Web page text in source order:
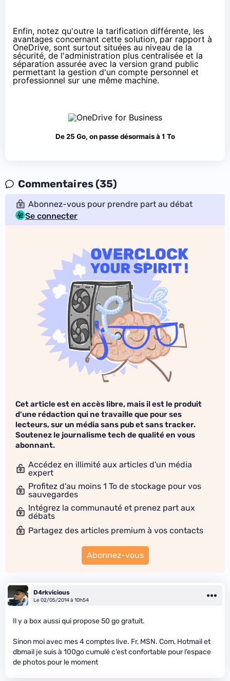
Enfin, notez qu'outre la tarification différente, les
avantages concernant cette solution, par rapport à
OneDrive, sont surtout situées au niveau de la
sécurité, de l'administration plus centralisée et la
séparation assurée avec la version grand public
permettant la gestion d'un compte personnel et
professionnel sur une même machine.
De 25 Go, on passe désormais à 1 To
Commentaires (35)
Abonnez-vous pour prendre part au débat
Se connecter
Cet article est en accès libre, mais il est le produit
d'une rédaction qui ne travaille que pour ses
lecteurs, sur un média sans pub et sans tracker.
Soutenez le journalisme tech de qualité en vous
abonnant.
Accédez en illimité aux articles d'un média
expert
Profitez d'au moins 1 To de stockage pour vos
sauvegardes
Intégrez la communauté et prenez part aux
débats
Partagez des articles premium à vos contacts
Abonnez-vous
D4rkvicious
Le 02/05/2014 à 10h54
Il y a box aussi qui propose 50 go gratuit.
Sinon moi avec mes 4 comptes live. Fr, MSN. Com, Hotmail et
dbmail je suis à 100go cumulé c’est confortable pour l’espace
de photos pour le moment